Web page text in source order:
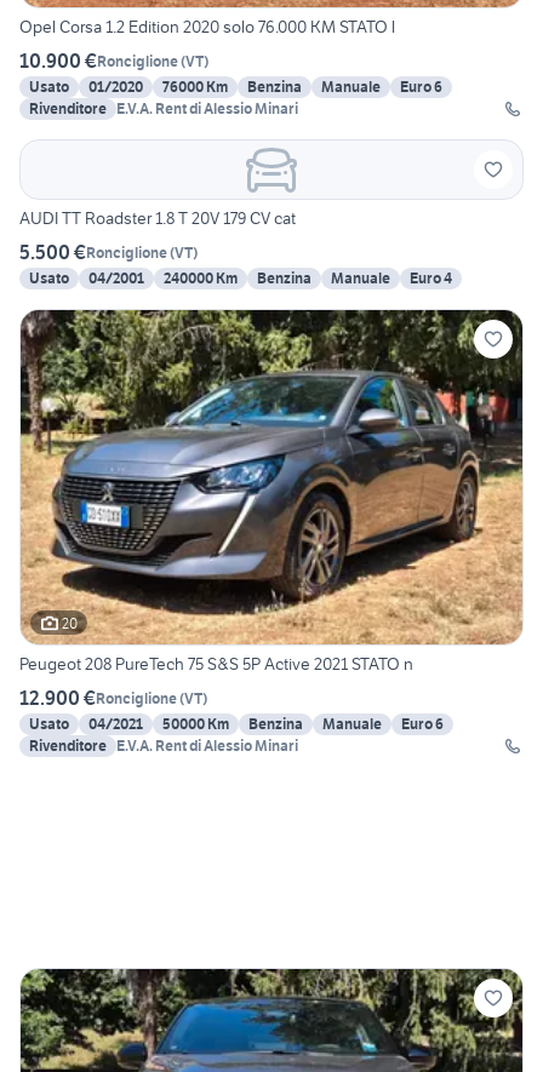
Opel Corsa 1.2 Edition 2020 solo 76.000 KM STATO l
10.900 €Ronciglione(VT)
Usato
01/2020 76000 Km Benzina Manuale
Euro 6
Rivenditore E.V.A. Rent di Alessio Minari
AUDI TT Roadster 1.8 T 20V 179 CV cat
5.500 €Ronciglione(VT)
Usato
04/2001 240000 Km Benzina Manuale Euro 4
20
Peugeot 208 PureTech 75 S&S 5P Active 2021 STATO n
12.900 €Ronciglione(VT)
Usato
04/2021 50000 Km Benzina Manuale
Euro 6
Rivenditore E.V.A. Rent di Alessio Minari